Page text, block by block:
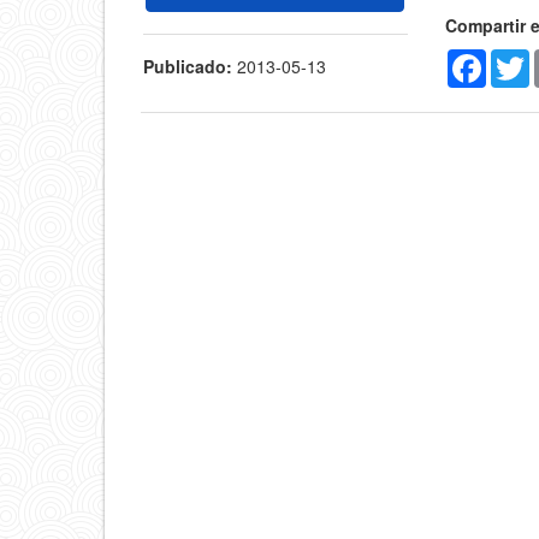
Publicado: 2013-05-13
Compartir